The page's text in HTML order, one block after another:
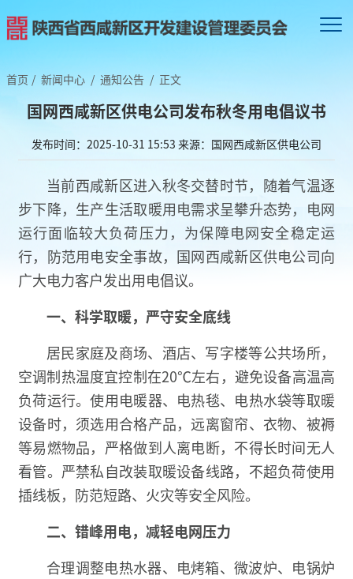
首页 / 新闻中心 / 通知公告 / 正文
国网西咸新区供电公司发布秋冬用电倡议书
发布时间：2025-10-31 15:53 来源：国网西咸新区供电公司
当前西咸新区进入秋冬交替时节，随着气温逐
步下降，生产生活取暖用电需求呈攀升态势，电网
运行面临较大负荷压力，为保障电网安全稳定运
行，防范用电安全事故，国网西咸新区供电公司向
广大电力客户发出用电倡议。
一、 科学取暖，严守安全底线
居民家庭及商场、酒店、写字楼等公共场所，
空调制热温度宜控制在20℃左右，避免设备高温高
负荷运行。使用电暖器、电热毯、电热水袋等取暖
设备时，须选用合格产品，远离窗帘、衣物、被褥
等易燃物品，严格做到人离电断，不得长时间无人
看管。严禁私自改装取暖设备线路，不超负荷使用
插线板，防范短路、火灾等安全风险。
二、 错峰用电，减轻电网压力
合理调整电热水器、电烤箱、微波炉、电锅炉